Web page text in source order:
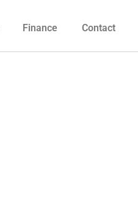
Finance Contact